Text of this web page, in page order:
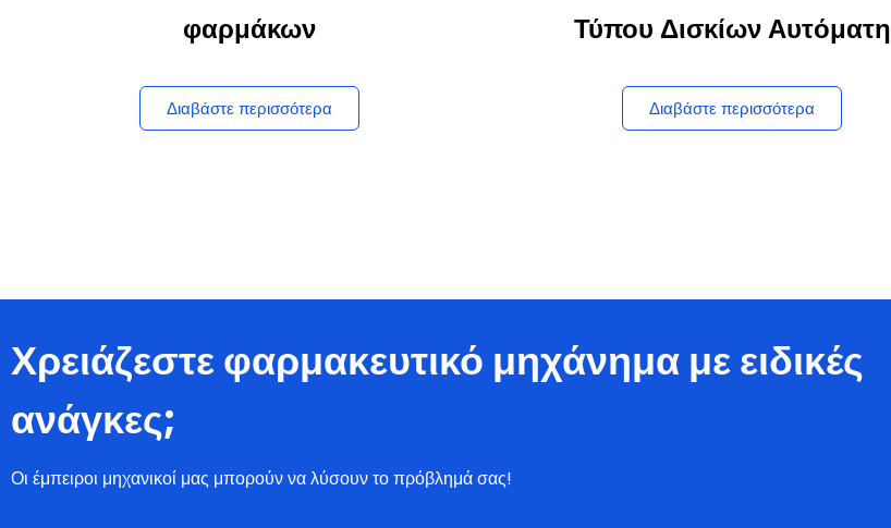
φαρμάκων
Διαβάστε περισσότερα
Τύπου Δισκίων Αυτόματη
Διαβάστε περισσότερα
Χρειάζεστε φαρμακευτικό μηχάνημα με ειδικές
ανάγκες;
Οι έμπειροι μηχανικοί μας μπορούν να λύσουν το πρόβλημά σας!